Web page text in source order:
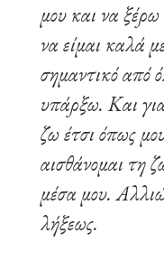
μου και να
να είμαι καλά
σημαντικό από
υπάρξω. Και
ζω έτσι όπως
αισθάνομαι τη
μέσα μου.
λήξεως.